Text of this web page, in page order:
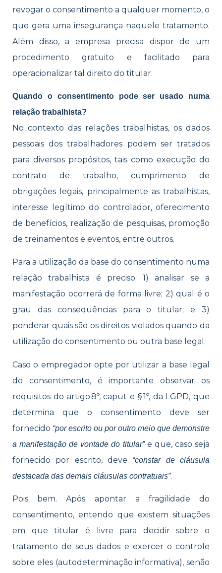
revogar o consentimento a qualquer momento, o
que gera uma insegurança naquele tratamento.
Além disso, a empresa precisa dispor de um
procedimento gratuito e facilitado para
operacionalizar tal direito do titular.
Quando o consentimento pode ser usado numa
relação trabalhista?
No contexto das relações trabalhistas, os dados
pessoais dos trabalhadores podem ser tratados
para diversos propósitos, tais como execução do
contrato de trabalho, cumprimento de
obrigações legais, principalmente as trabalhistas,
interesse legítimo do controlador, oferecimento
de benefícios, realização de pesquisas, promoção
de treinamentos e eventos, entre outros.
Para a utilização da base do consentimento numa
relação trabalhista é preciso: 1) analisar se a
manifestação ocorrerá de forma livre; 2) qual é o
grau das consequências para o titular; e 3)
ponderar quais são os direitos violados quando da
utilização do consentimento ou outra base legal.
Caso o empregador opte por utilizar a base legal
do consentimento, é importante observar os
requisitos do artigo 8º, caput e § 1º, da LGPD, que
determina que o consentimento deve ser
fornecido “por escrito ou por outro meio que demonstre
a manifestação de vontade do titular”e que, caso seja
fornecido por escrito, deve “constar de cláusula
destacada das demais cláusulas contratuais”.
Pois bem. Após apontar a fragilidade do
consentimento, entendo que existem situações
em que titular é livre para decidir sobre o
tratamento de seus dados e exercer o controle
sobre eles (autodeterminação informativa), senão